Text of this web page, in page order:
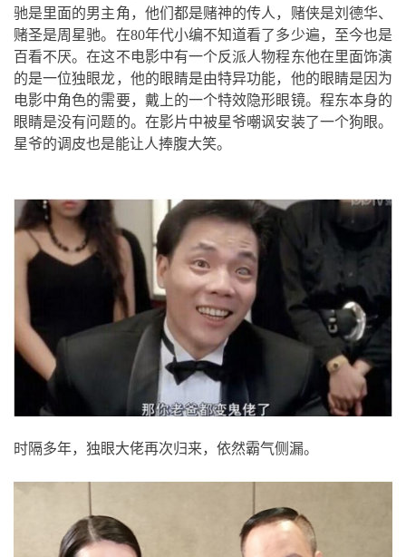
驰是里面的男主角，他们都是赌神的传人，赌侠是刘德华、
赌圣是周星驰。在80年代小编不知道看了多少遍，至今也是
百看不厌。在这不电影中有一个反派人物程东他在里面饰演
的是一位独眼龙，他的眼睛是由特异功能，他的眼睛是因为
电影中角色的需要，戴上的一个特效隐形眼镜。程东本身的
眼睛是没有问题的。在影片中被星爷嘲讽安装了一个狗眼。
星爷的调皮也是能让人捧腹大笑。
时隔多年，独眼大佬再次归来，依然霸气侧漏。